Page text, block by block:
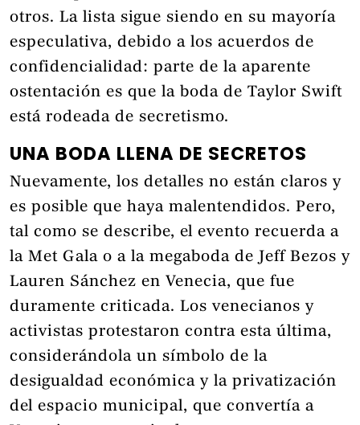
otros. La lista sigue siendo en su mayoría
especulativa, debido a los acuerdos de
confidencialidad: parte de la aparente
ostentación es que la boda de Taylor Swift
está rodeada de secretismo.
UNA BODA LLENA DE SECRETOS
Nuevamente, los detalles no están claros y
es posible que haya malentendidos. Pero,
tal como se describe, el evento recuerda a
la Met Gala o a la megaboda de Jeff Bezos y
Lauren Sánchez en Venecia, que fue
duramente criticada. Los venecianos y
activistas protestaron contra esta última,
considerándola un símbolo de la
desigualdad económica y la privatización
del espacio municipal, que convertía a